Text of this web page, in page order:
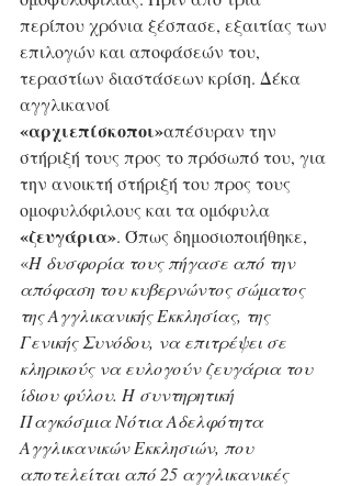
περίπου χρόνια ξέσπασε, εξαιτίας των
επιλογών και αποφάσεών του,
τεραστίων διαστάσεων κρίση. Δέκα
αγγλικανοί
«αρχιεπίσκοποι»απέσυραν την
στήριξή τους προς το πρόσωπό του, για
την ανοικτή στήριξή του προς τους
ομοφυλόφιλους και τα ομόφυλα
«ζευγάρια». Όπως δημοσιοποιήθηκε,
«Η δυσφορία τους πήγασε από την
απόφαση του κυβερνώντος σώματος
της Αγγλικανικής Εκκλησίας, της
Γενικής Συνόδου, να επιτρέψει σε
κληρικούς να ευλογούν ζευγάρια του
ίδιου φύλου. Η συντηρητική
Παγκόσμια Νότια Αδελφότητα
Αγγλικανικών Εκκλησιών, που
αποτελείται από 25 αγγλικανικές